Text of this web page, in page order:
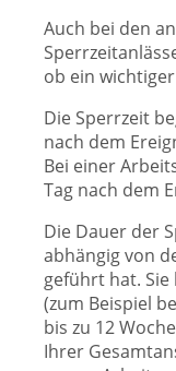
Auch bei den
ob ein
Die Sperrzeit
nach dem
Bei einer
Tag nach dem
Die Dauer der
abhängig von
geführt hat.
(zum Beispiel
bis zu 12
Ihrer